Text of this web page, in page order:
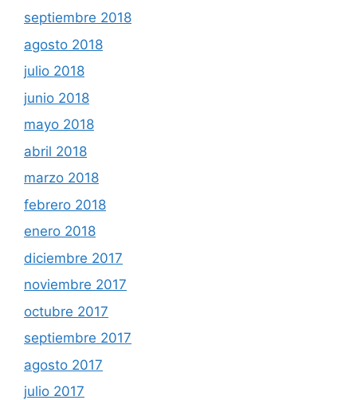
septiembre 2018
agosto 2018
julio 2018
junio 2018
mayo 2018
abril 2018
marzo 2018
febrero 2018
enero 2018
diciembre 2017
noviembre 2017
octubre 2017
septiembre 2017
agosto 2017
julio 2017